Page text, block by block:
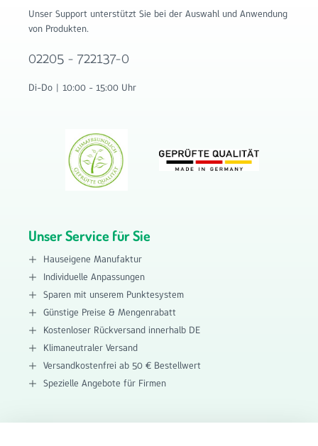
Unser Support unterstützt Sie bei der Auswahl und Anwendung
von Produkten.
02205 - 722137-0
Di-Do | 10:00 - 15:00 Uhr
Unser Service für Sie
Hauseigene Manufaktur
Individuelle Anpassungen
Sparen mit unserem Punktesystem
Günstige Preise & Mengenrabatt
Kostenloser Rückversand innerhalb DE
Klimaneutraler Versand
Versandkostenfrei ab 50 € Bestellwert
Spezielle Angebote für Firmen